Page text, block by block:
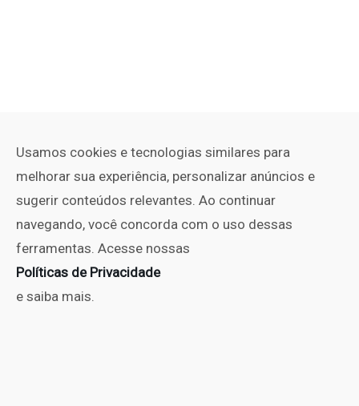
Usamos cookies e tecnologias similares para
melhorar sua experiência, personalizar anúncios e
sugerir conteúdos relevantes. Ao continuar
navegando, você concorda com o uso dessas
ferramentas. Acesse nossas
Políticas de Privacidade
e saiba mais.